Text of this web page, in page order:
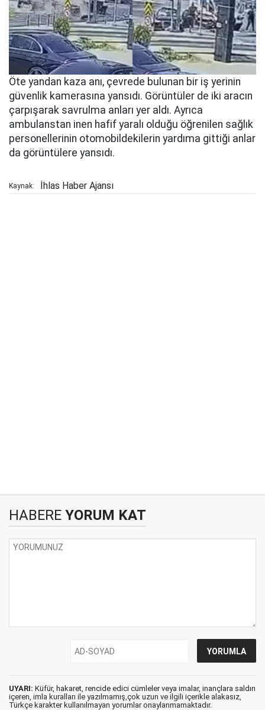
Öte yandan kaza anı, çevrede bulunan bir iş yerinin
güvenlik kamerasına yansıdı. Görüntüler de iki aracın
çarpışarak savrulma anları yer aldı. Ayrıca
ambulanstan inen hafif yaralı olduğu öğrenilen sağlık
personellerinin otomobildekilerin yardıma gittiği anlar
da görüntülere yansıdı.
Kaynak: İhlas Haber Ajansı
HABERE YORUM KAT
UYARI: Küfür, hakaret, rencide edici cümleler veya imalar, inançlara saldırı
içeren, imla kuralları ile yazılmamış,çok uzun ve ilgili içerikle alakasız,
Türkçe karakter kullanılmayan yorumlar onaylanmamaktadır.